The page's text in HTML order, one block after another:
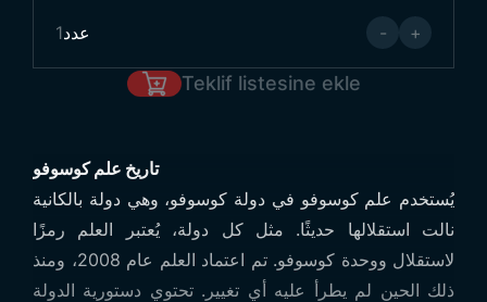
1عدد - +
Teklif listesine ekle
تاريخ علم كوسوفو
يُستخدم علم كوسوفو في دولة كوسوفو، وهي دولة بالكانية
نالت استقلالها حديثًا. مثل كل دولة، يُعتبر العلم رمزًا
لاستقلال ووحدة كوسوفو. تم اعتماد العلم عام 2008، ومنذ
ذلك الحين لم يطرأ عليه أي تغيير. تحتوي دستورية الدولة